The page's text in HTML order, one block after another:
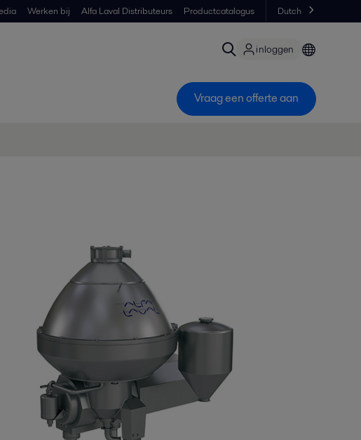
Werken bij Alfa Laval Distributeurs Productcatalogus Dutch
inloggen
Vraag een offerte aan